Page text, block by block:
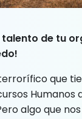
de tu
que
Humanos
algo que